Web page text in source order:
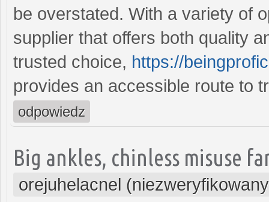
be overstated. With a variety of
supplier that offers both quality
trusted choice, https://
provides an accessible route to
odpowiedz
Big ankles, chinless misuse
orejuhelacnel